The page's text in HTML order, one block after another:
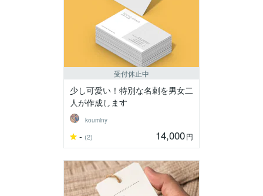
受付休止中
少し可愛い！特別な名刺を男女二
人が作成します
kouminy
- (2) 14,000円